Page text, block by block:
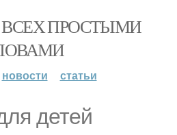
ПРОСТЫМИ
новости статьи
детей